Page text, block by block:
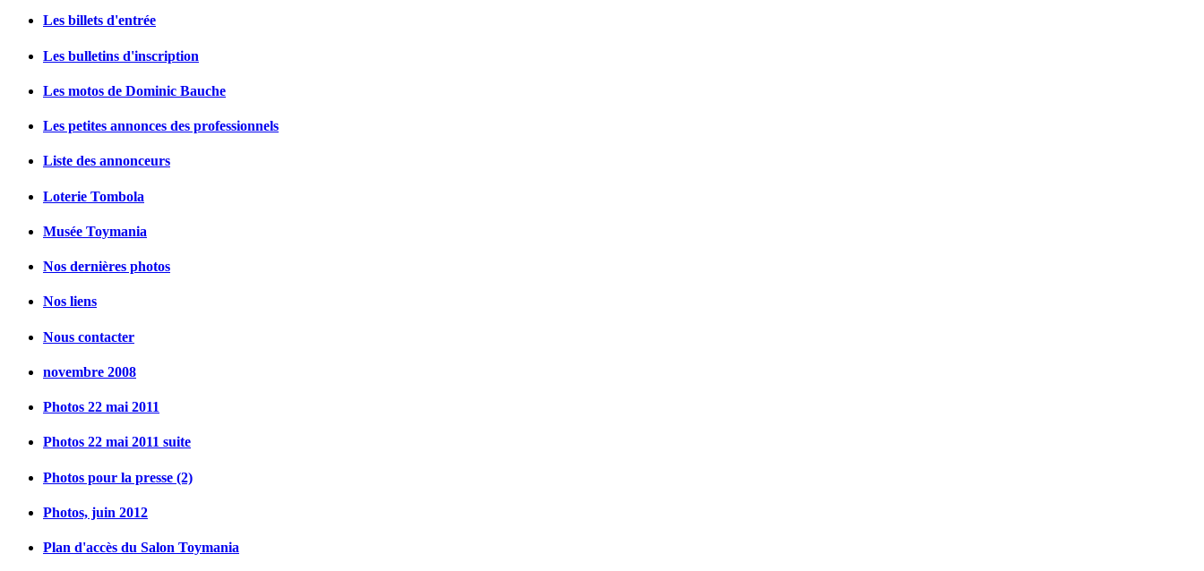
Les billets d'entrée
Les bulletins d'inscription
Les motos de Dominic Bauche
Les petites annonces des professionnels
Liste des annonceurs
Loterie Tombola
Musée Toymania
Nos dernières photos
Nos liens
Nous contacter
novembre 2008
Photos 22 mai 2011
Photos 22 mai 2011 suite
Photos pour la presse (2)
Photos, juin 2012
Plan d'accès du Salon Toymania